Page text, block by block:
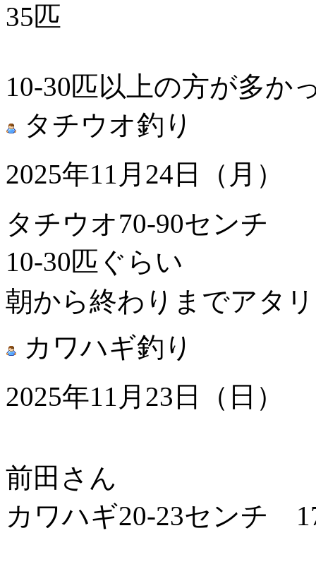
35匹
10-30匹以上の方が多か
タチウオ釣り
2025年11月24日（月）
タチウオ70-90センチ
10-30匹ぐらい
朝から終わりまでアタ
カワハギ釣り
2025年11月23日（日）
前田さん
カワハギ20-23センチ